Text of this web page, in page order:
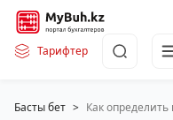
Тарифтер
Басты бет > Как